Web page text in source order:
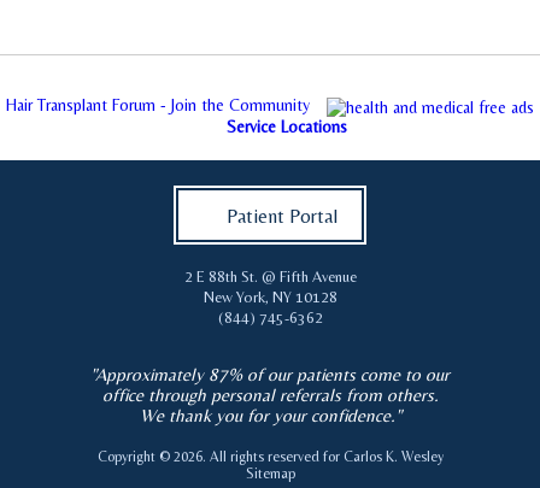
Hair Transplant Forum - Join the Community
Service Locations
Patient Portal
2 E 88th St. @ Fifth Avenue
New York, NY 10128
(844) 745-6362
"Approximately 87% of our patients come to our
office through personal referrals from others.
We thank you for your confidence."
Copyright © 2026. All rights reserved for Carlos K. Wesley
Sitemap